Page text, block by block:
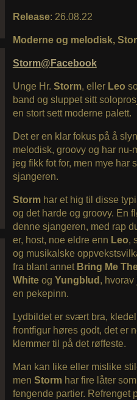
Release: 26.08.22
Moderne og melodisk,
Storm@Facebook
Unge Hr. Storm, eller Leo
band og sluppet sitt
en stort sett moderne palett.
Det er en klar fokus på å
melodisk, groovy og har nu-
jeg fikk fot for, men mye har
sjangeren.
Storm har et hig til disse
og det harde og groovy. En
denne sjangeren, med rap
er, host, noe eldre enn Leo,
og musikalske
fra blant annet Bring Me
Whiteog Yungblud , hvorav
en pekepinn.
Lydbildet er svært bra,
frontfigur høres godt, det er
klemmer til på det røffeste.
Man kan like eller mislike
men Storm har fire låter
fengende partier. Refrenget